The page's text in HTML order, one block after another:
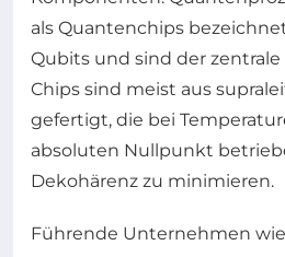
als Quantenchips
Qubits und sind der zentrale
Chips sind meist aus
gefertigt, die bei
absoluten Nullpunkt
Dekohärenz zu minimieren.
Führende Unternehmen